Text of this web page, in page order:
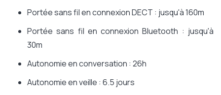
Portée sans fil en connexion DECT : jusqu'à 160m
Portée sans fil en connexion Bluetooth : jusqu'à
30m
Autonomie en conversation : 26h
Autonomie en veille : 6.5 jours